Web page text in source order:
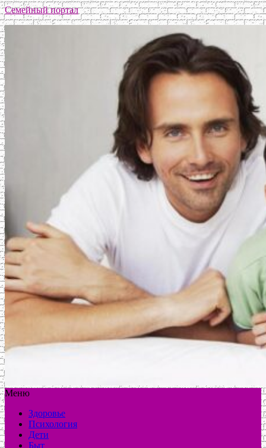
Семейный портал
Меню
Здоровье
Психология
Дети
Быт